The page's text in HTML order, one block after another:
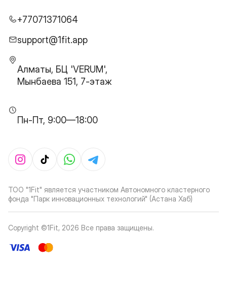
+77071371064
support@1fit.app
Алматы, БЦ 'VERUM',
Мынбаева 151, 7-этаж
Пн-Пт, 9:00—18:00
ТОО "1Fit" является участником Автономного кластерного
фонда "Парк инновационных технологий" (Астана Хаб)
Copyright ©1Fit, 2026 Все права защищены.